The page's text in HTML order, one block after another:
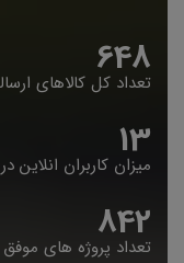
653
تعداد کل کالاهای
14
میزان کاربران انلاین
848
تعداد پروژه های موفق